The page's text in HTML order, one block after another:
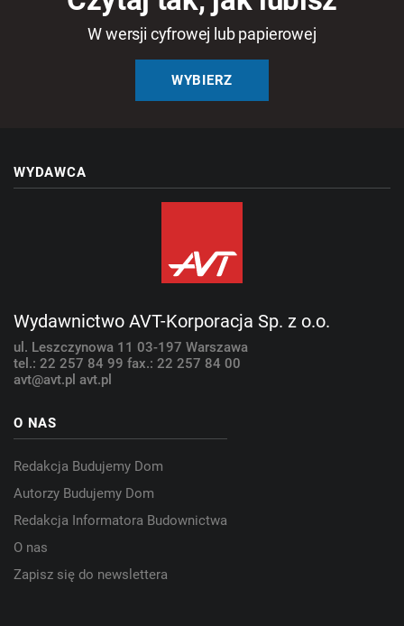
W wersji cyfrowej lub papierowej
WYBIERZ
WYDAWCA
Wydawnictwo AVT-Korporacja Sp. z o.o.
ul. Leszczynowa 11 03-197 Warszawa
tel.: 22 257 84 99 fax.: 22 257 84 00
avt@avt.pl avt.pl
O NAS
Redakcja Budujemy Dom
Autorzy Budujemy Dom
Redakcja Informatora Budownictwa
O nas
Zapisz się do newslettera